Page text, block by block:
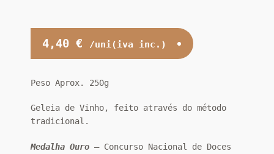
4,40 € /uni(iva inc.)
Peso Aprox. 250g
Geleia de Vinho, feito através do método
tradicional.
Medalha Ouro– Concurso Nacional de Doces